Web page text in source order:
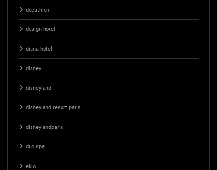
decathlon
design hotel
diana hotel
disney
disneyland
disneyland resort paris
disneylandparis
duo spa
eklo